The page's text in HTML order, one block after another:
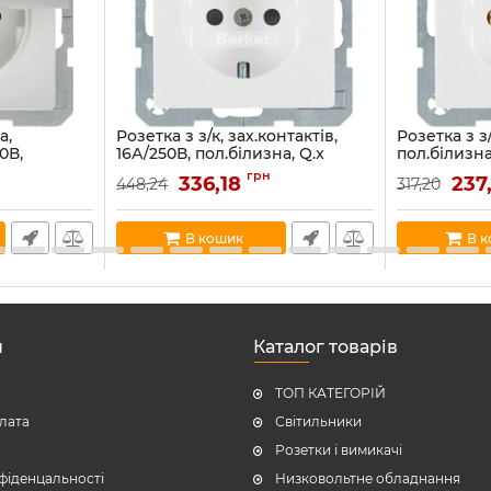
Розетка з з/к, зах.контактів,
16А/250В, пол.білизна, Q.x
Артикул:
47236089
В наявності:32
448,24 336,18 грн
В кошик
Розетка з
Артикул:
В наявності:
317,20
В
Каталог товарів
ТОП КАТЕГОРІЙ
Світильники
Розетки і вимикачі
Низковольтне обладнання